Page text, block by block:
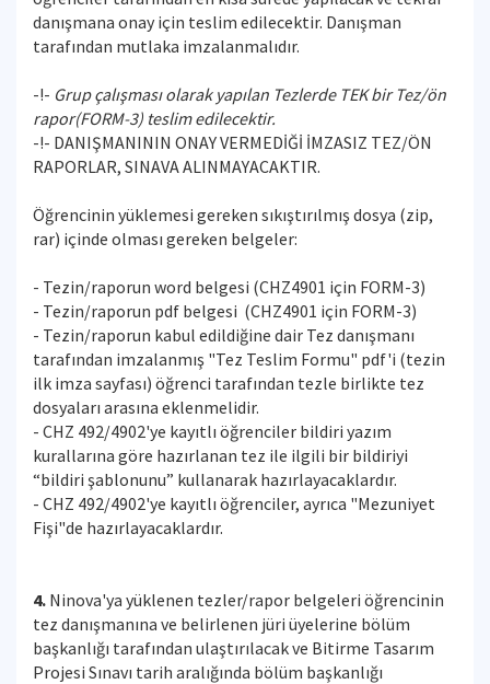
danışmana onay için teslim edilecektir. Danışman
tarafından mutlaka imzalanmalıdır.
-!- Grup çalışması olarak yapılan Tezlerde TEK bir Tez/ön
rapor(FORM-3) teslim edilecektir.
-!- DANIŞMANININ ONAY VERMEDİĞİ İMZASIZ TEZ/ÖN
RAPORLAR, SINAVA ALINMAYACAKTIR.
Öğrencinin yüklemesi gereken sıkıştırılmış dosya (zip,
rar) içinde olması gereken belgeler:
- Tezin/raporun word belgesi (CHZ4901 için FORM-3)
- Tezin/raporun pdf belgesi (CHZ4901 için FORM-3)
- Tezin/raporun kabul edildiğine dair Tez danışmanı
tarafından imzalanmış "Tez Teslim Formu" pdf'i (tezin
ilk imza sayfası) öğrenci tarafından tezle birlikte tez
dosyaları arasına eklenmelidir.
- CHZ 492/4902'ye kayıtlı öğrenciler bildiri yazım
kurallarına göre hazırlanan tez ile ilgili bir bildiriyi
“bildiri şablonunu” kullanarak hazırlayacaklardır.
- CHZ 492/4902'ye kayıtlı öğrenciler, ayrıca "Mezuniyet
Fişi"de hazırlayacaklardır.
4. Ninova'ya yüklenen tezler/rapor belgeleri öğrencinin
tez danışmanına ve belirlenen jüri üyelerine bölüm
başkanlığı tarafından ulaştırılacak ve Bitirme Tasarım
Projesi Sınavı tarih aralığında bölüm başkanlığı